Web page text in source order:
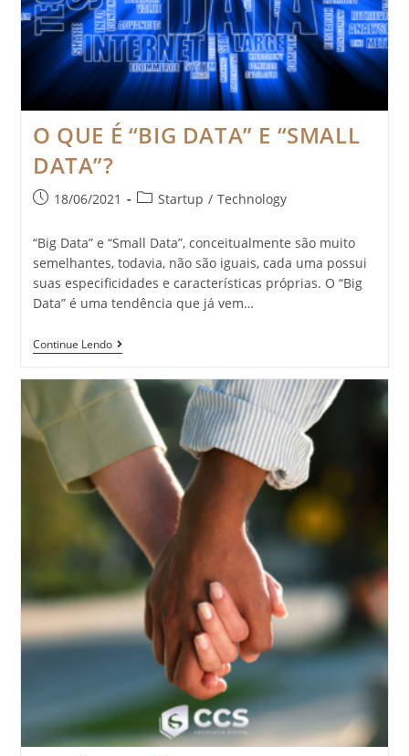
O QUE É “BIG DATA” E “SMALL
DATA”?
18/06/2021 Startup / Technology
“Big Data” e “Small Data”, conceitualmente são muito
semelhantes, todavia, não são iguais, cada uma possui
suas especificidades e características próprias. O “Big
Data” é uma tendência que já vem…
Continue Lendo